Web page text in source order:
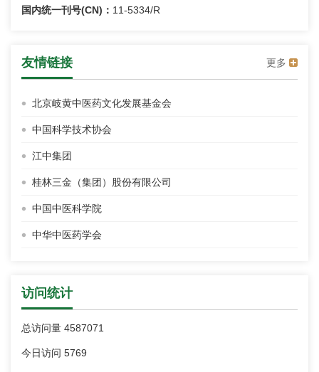
国内统一刊号(CN)： 11-5334/R
友情链接 更多
北京岐黄中医药文化发展基金会
中国科学技术协会
江中集团
桂林三金（集团）股份有限公司
中国中医科学院
中华中医药学会
访问统计
总访问量 4587071
今日访问 5769